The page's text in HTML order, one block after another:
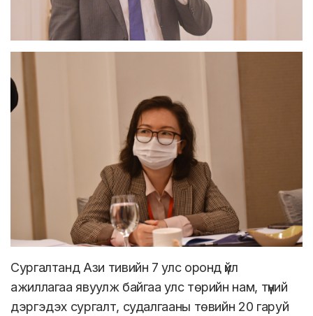
Сургалтанд Ази тивийн 7 улс оронд үйл
ажиллагаа явуулж байгаа улс төрийн нам, түүний
дэргэдэх сургалт, судалгааны төвийн 20 гаруй